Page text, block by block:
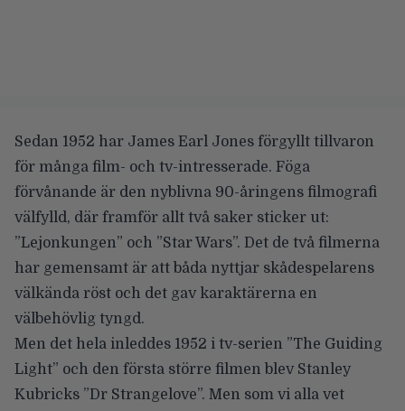
Sedan 1952 har James Earl Jones förgyllt tillvaron
för många film- och tv-intresserade. Föga
förvånande är den nyblivna 90-åringens filmografi
välfylld, där framför allt två saker sticker ut:
”Lejonkungen” och ”Star Wars”. Det de två filmerna
har gemensamt är att båda nyttjar skådespelarens
välkända röst och det gav karaktärerna en
välbehövlig tyngd.
Men det hela inleddes 1952 i tv-serien ”The Guiding
Light” och den första större filmen blev Stanley
Kubricks ”Dr Strangelove”. Men som vi alla vet